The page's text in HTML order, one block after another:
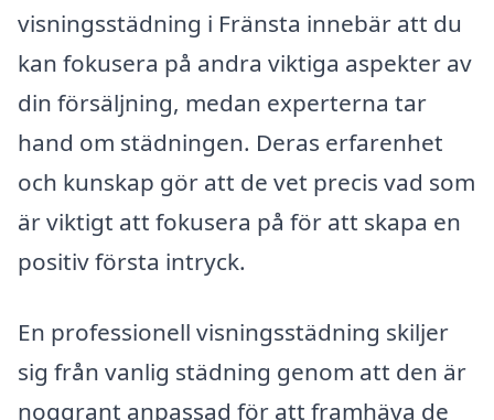
visningsstädning i Fränsta innebär att du
kan fokusera på andra viktiga aspekter av
din försäljning, medan experterna tar
hand om städningen. Deras erfarenhet
och kunskap gör att de vet precis vad som
är viktigt att fokusera på för att skapa en
positiv första intryck.
En professionell visningsstädning skiljer
sig från vanlig städning genom att den är
noggrant anpassad för att framhäva de